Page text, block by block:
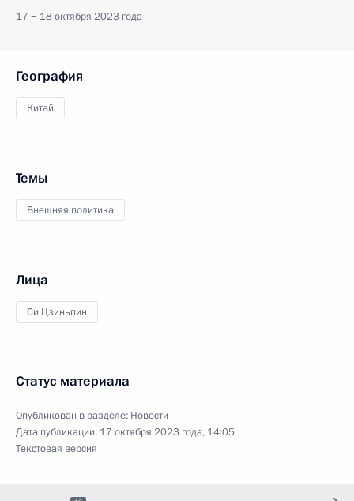
17 − 18 октября 2023 года
География
Китай
Темы
Внешняя политика
Лица
Си Цзиньпин
Статус материала
Опубликован в разделе: Новости
Дата публикации: 17 октября 2023 года, 14:05
Текстовая версия